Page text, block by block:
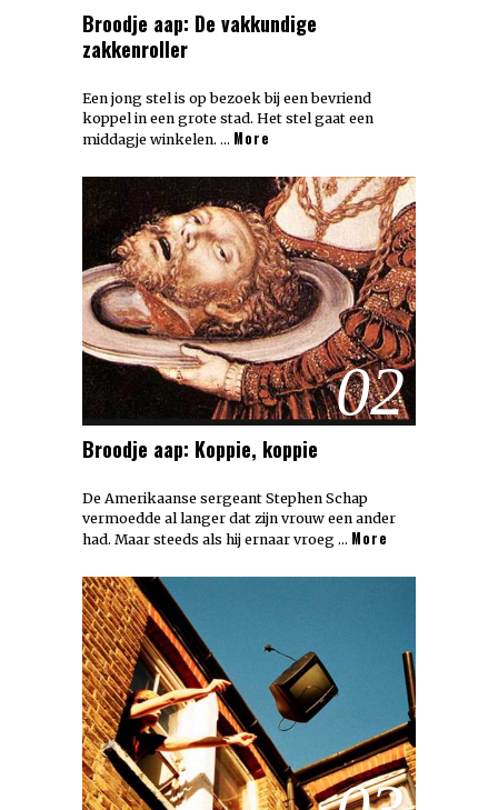
Broodje aap: De vakkundige
zakkenroller
Een jong stel is op bezoek bij een bevriend
koppel in een grote stad. Het stel gaat een
middagje winkelen. … More
02
Broodje aap: Koppie, koppie
De Amerikaanse sergeant Stephen Schap
vermoedde al langer dat zijn vrouw een ander
had. Maar steeds als hij ernaar vroeg … More